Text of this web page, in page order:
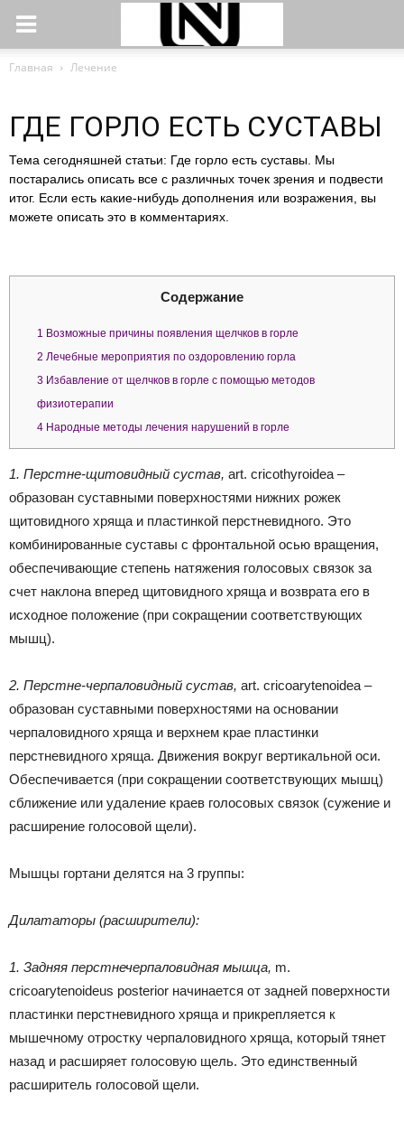
Главная Лечение
ГДЕ ГОРЛО ЕСТЬ СУСТАВЫ
Тема сегодняшней статьи: Где горло есть суставы. Мы
постарались описать все с различных точек зрения и подвести
итог. Если есть какие-нибудь дополнения или возражения, вы
можете описать это в комментариях.
Содержание
1 Возможные причины появления щелчков в горле
2 Лечебные мероприятия по оздоровлению горла
3 Избавление от щелчков в горле с помощью методов
физиотерапии
4 Народные методы лечения нарушений в горле
1. Перстне-щитовидный сустав, аrt. cricothyroidea –
образован суставными поверхностями нижних рожек
щитовидного хряща и пластинкой перстневидного. Это
комбинированные суставы с фронтальной осью вращения,
обеспечивающие степень натяжения голосовых связок за
счет наклона вперед щитовидного хряща и возврата его в
исходное положение (при сокращении соответствующих
мышц).
2. Перстне-черпаловидный сустав, аrt. cricoarytenoidea –
образован суставными поверхностями на основании
черпаловидного хряща и верхнем крае пластинки
перстневидного хряща. Движения вокруг вертикальной оси.
Обеспечивается (при сокращении соответствующих мышц)
сближение или удаление краев голосовых связок (сужение и
расширение голосовой щели).
Мышцы гортани делятся на 3 группы:
Дилататоры (расширители):
1. Задняя перстнечерпаловидная мышца, m.
cricoarytenoideus posterior начинается от задней поверхности
пластинки перстневидного хряща и прикрепляется к
мышечному отростку черпаловидного хряща, который тянет
назад и расширяет голосовую щель. Это единственный
расширитель голосовой щели.